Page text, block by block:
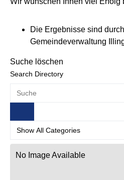
Die Ergebnisse sind
Gemeindeverwaltung
Suche löschen
Search Directory
No Image Available